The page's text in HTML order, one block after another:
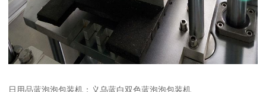
日用品蓝泡泡包装机；义乌蓝白双色蓝泡泡包装机